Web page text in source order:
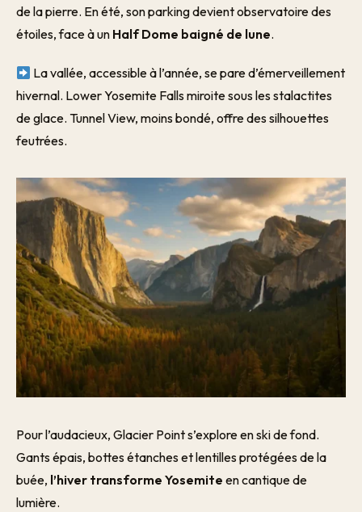
de la pierre. En été, son parking devient observatoire des
étoiles, face à un Half Dome baigné de lune.
La vallée, accessible à l’année, se pare d’émerveillement
hivernal. Lower Yosemite Falls miroite sous les stalactites
de glace. Tunnel View, moins bondé, offre des silhouettes
feutrées.
Pour l’audacieux, Glacier Point s’explore en ski de fond.
Gants épais, bottes étanches et lentilles protégées de la
buée, l’hiver transforme Yosemite en cantique de
lumière.